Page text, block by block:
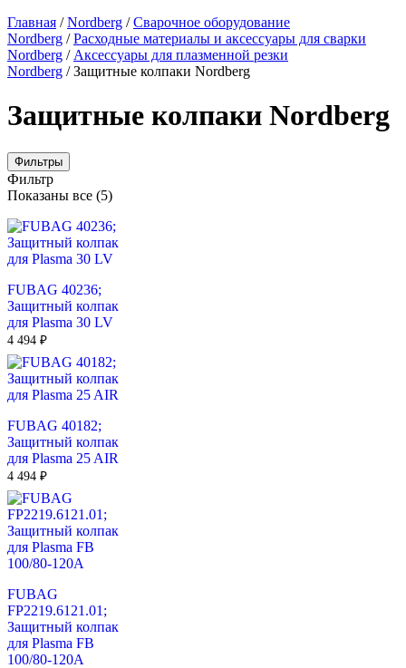
Главная /Nordberg /Сварочное оборудование
Nordberg /Расходные материалы и аксессуары для сварки
Nordberg / Аксессуары для плазменной резки
Nordberg / Защитные колпаки Nordberg
Защитные колпаки Nordberg
Фильтры
Фильтр
Показаны все (5)Цены:
убыванию
FUBAG 40236;
Защитный колпак
для Plasma 30 LV
4 494 ₽
FUBAG 40182;
Защитный колпак
для Plasma 25 AIR
4 494 ₽
FUBAG
FP2219.6121.01;
Защитный колпак
для Plasma FB
100/80-120A